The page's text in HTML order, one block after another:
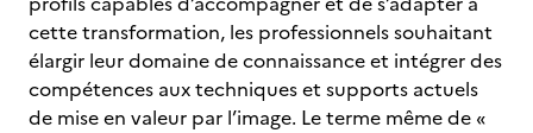
cette transformation, les professionnels souhaitant
élargir leur domaine de connaissance et intégrer des
compétences aux techniques et supports actuels
de mise en valeur par l’image. Le terme même de «